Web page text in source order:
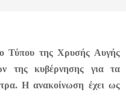
Τύπου της Χρυσής Αυγής
της κυβέρνησης για τα
Η ανακοίνωση έχει ως